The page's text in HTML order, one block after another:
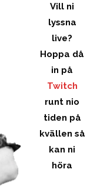
Vill ni
lyssna
live?
Hoppa då
in på
Twitch
runt nio
tiden på
kvällen så
kan ni
höra